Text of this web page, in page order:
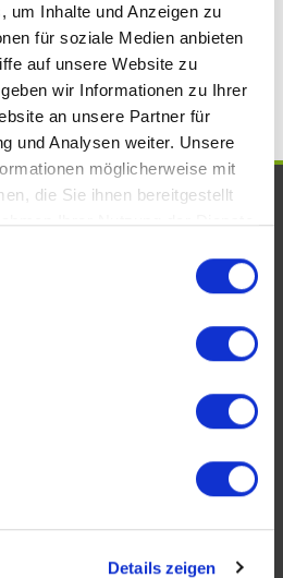
um Inhalte und Anzeigen zu
für soziale Medien anbieten
auf unsere Website zu
wir Informationen zu Ihrer
an unsere Partner für
und Analysen weiter. Unsere
möglicherweise mit
die Sie ihnen bereitgestellt
Ihrer Nutzung der Dienste
Details zeigen
WIR